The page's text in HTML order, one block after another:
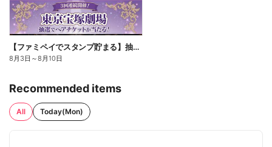
【ファミペイでスタンプ貯まる】抽選でペアチケットが当たる!
8月3日 ～8月10日
Recommended items
All Today(Mon)